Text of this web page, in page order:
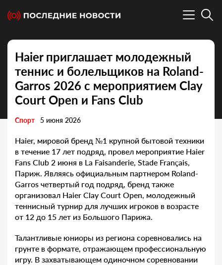
Haier приглашает молодежный
теннис и болельщиков на Roland-
Garros 2026 с мероприятием Clay
Court Open и Fans Club
Спорт 5 июня 2026
Haier, мировой бренд №1 крупной бытовой техники
в течение 17 лет подряд, провел мероприятие Haier
Fans Club 2 июня в La Faisanderie, Stade Français,
Париж. Являясь официальным партнером Roland-
Garros четвертый год подряд, бренд также
организовал Haier Clay Court Open, молодежный
теннисный турнир для лучших игроков в возрасте
от 12 до 15 лет из Большого Парижа.
Талантливые юниоры из региона соревновались на
грунте в формате, отражающем профессиональную
игру. В захватывающем одиночном соревновании